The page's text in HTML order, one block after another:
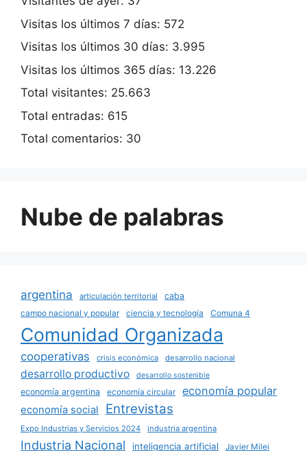
Visitas los últimos 7 días: 572
Visitas los últimos 30 días: 3.995
Visitas los últimos 365 días: 13.226
Total visitantes: 25.663
Total entradas: 615
Total comentarios: 30
Nube de palabras
argentina articulación territorial
caba
campo nacional y popular
ciencia y tecnología Comuna 4
Comunidad Organizada
cooperativas crisis económica desarrollo nacional
desarrollo productivo desarrollo sostenible
economía argentina economía circular economía popular
economía social Entrevistas
Expo Industrias y Servicios 2024 industria argentina
Industria Nacional inteligencia artificial Javier Milei